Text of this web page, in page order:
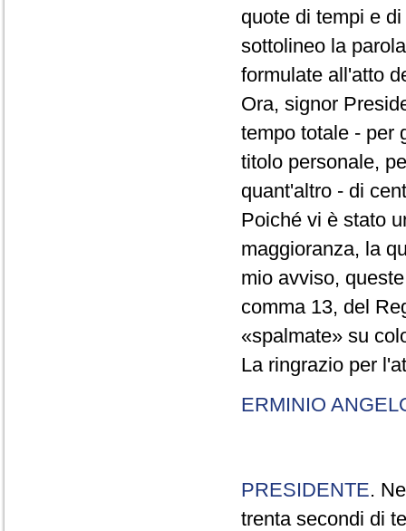
quote di tempi e
sottolineo la
formulate all'atto
Ora, signor
tempo totale - per
titolo personale,
quant'altro - di
Poiché vi è stato
maggioranza, la
mio avviso,
comma 13, del
«spalmate» su
La ringrazio per
ERMINIO
PRESIDENTE.
trenta secondi di